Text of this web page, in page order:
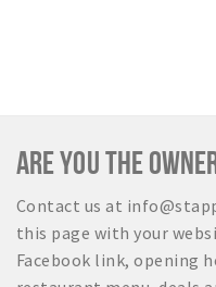
ARE YOU THE
Contact us at
this page with your
Facebook link, opening